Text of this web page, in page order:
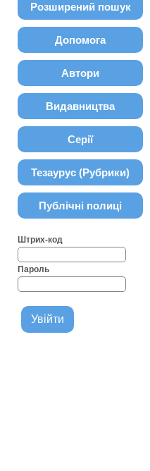
Розширений пошук
Допомога
Автори
Видавництва
Серії
Тезаурус (Рубрики)
Публічні полиці
Штрих-код
Пароль